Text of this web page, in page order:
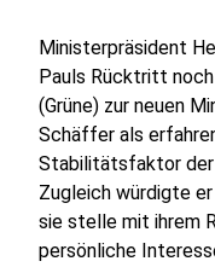
Ministerpräsident
Pauls Rücktritt
(Grüne) zur neuen
Schäffer als
Stabilitätsfaktor der
Zugleich würdigte
sie stelle mit ihrem
persönliche